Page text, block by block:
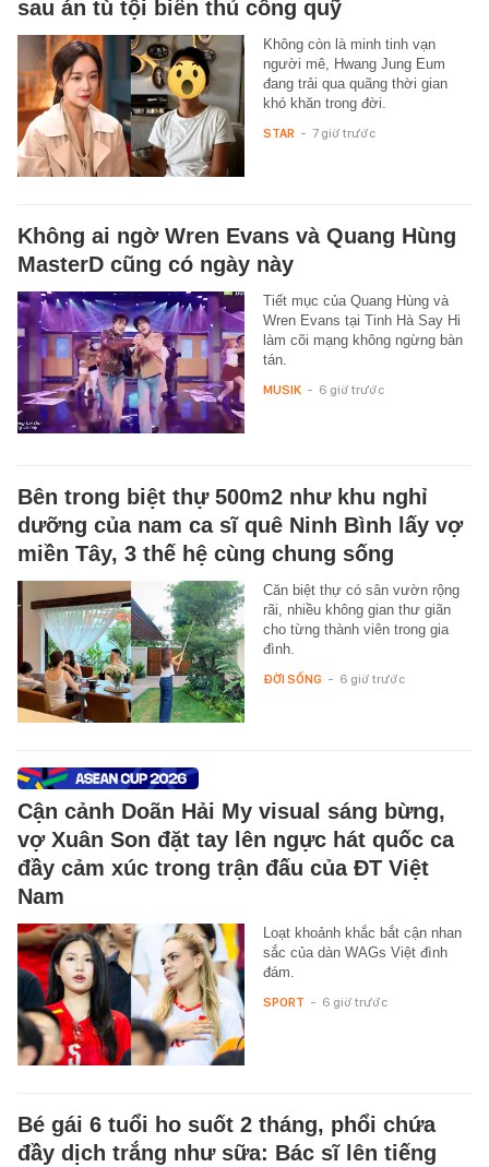
sau án tù tội biển thủ công quỹ
Không còn là minh tinh vạn
người mê, Hwang Jung Eum
đang trải qua quãng thời gian
khó khăn trong đời.
STAR - 7 giờ trước
Không ai ngờ Wren Evans và Quang Hùng
MasterD cũng có ngày này
Tiết mục của Quang Hùng và
Wren Evans tại Tinh Hà Say Hi
làm cõi mạng không ngừng bàn
tán.
MUSIK - 6 giờ trước
Bên trong biệt thự 500m2 như khu nghỉ
dưỡng của nam ca sĩ quê Ninh Bình lấy vợ
miền Tây, 3 thế hệ cùng chung sống
Căn biệt thự có sân vườn rộng
rãi, nhiều không gian thư giãn
cho từng thành viên trong gia
đình.
ĐỜI SỐNG - 6 giờ trước
Cận cảnh Doãn Hải My visual sáng bừng,
vợ Xuân Son đặt tay lên ngực hát quốc ca
đầy cảm xúc trong trận đấu của ĐT Việt
Nam
Loạt khoảnh khắc bắt cận nhan
sắc của dàn WAGs Việt đình
đám.
SPORT - 6 giờ trước
Bé gái 6 tuổi ho suốt 2 tháng, phổi chứa
đầy dịch trắng như sữa: Bác sĩ lên tiếng